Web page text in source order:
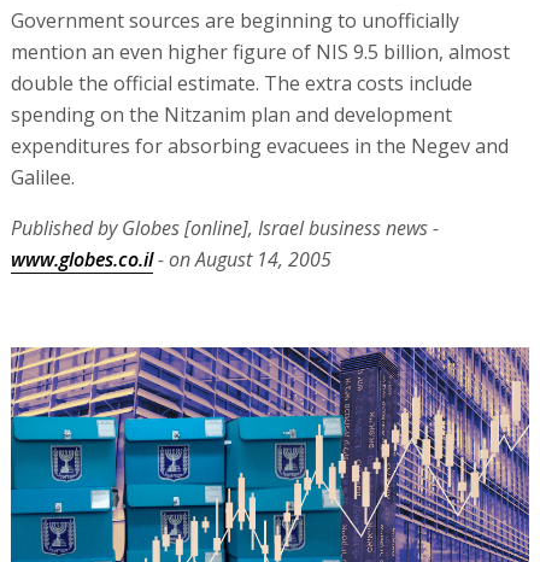
Government sources are beginning to unofficially
mention an even higher figure of NIS 9.5 billion, almost
double the official estimate. The extra costs include
spending on the Nitzanim plan and development
expenditures for absorbing evacuees in the Negev and
Galilee.
Published by Globes [online], Israel business news -
www.globes.co.il- on August 14, 2005